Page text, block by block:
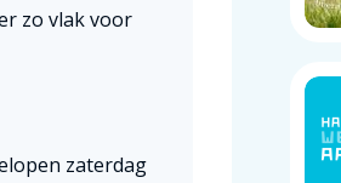
zo vlak voor
zaterdag